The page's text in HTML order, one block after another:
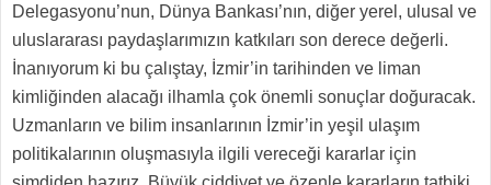
Delegasyonu’nun, Dünya Bankası’nın, diğer yerel, ulusal ve
uluslararası paydaşlarımızın katkıları son derece değerli.
İnanıyorum ki bu çalıştay, İzmir’in tarihinden ve liman
kimliğinden alacağı ilhamla çok önemli sonuçlar doğuracak.
Uzmanların ve bilim insanlarının İzmir’in yeşil ulaşım
politikalarının oluşmasıyla ilgili vereceği kararlar için